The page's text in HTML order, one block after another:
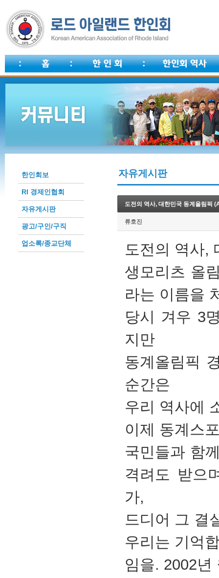
한인회보
RI 경제인협회
자유게시판
광고/구인/구직
업소록/종교단체
자유게시판
류호진
도전의 역사,
생모리츠 올
라는 이름을
당시 겨우 3
지만
동계올림픽
순간은
우리 역사에
이제 동계스
국민들과 함
격려도 받으
가,
드디어 그 결
우리는 기억
임을. 2002년